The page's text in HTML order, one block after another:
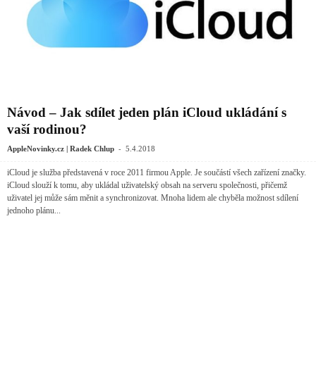
Návod – Jak sdílet jeden plán iCloud ukládání s
vaší rodinou?
AppleNovinky.cz | Radek Chlup - 5.4.2018
iCloud je služba představená v roce 2011 firmou Apple. Je součástí všech zařízení značky.
iCloud slouží k tomu, aby ukládal uživatelský obsah na serveru společnosti, přičemž
uživatel jej může sám měnit a synchronizovat. Mnoha lidem ale chyběla možnost sdílení
jednoho plánu...